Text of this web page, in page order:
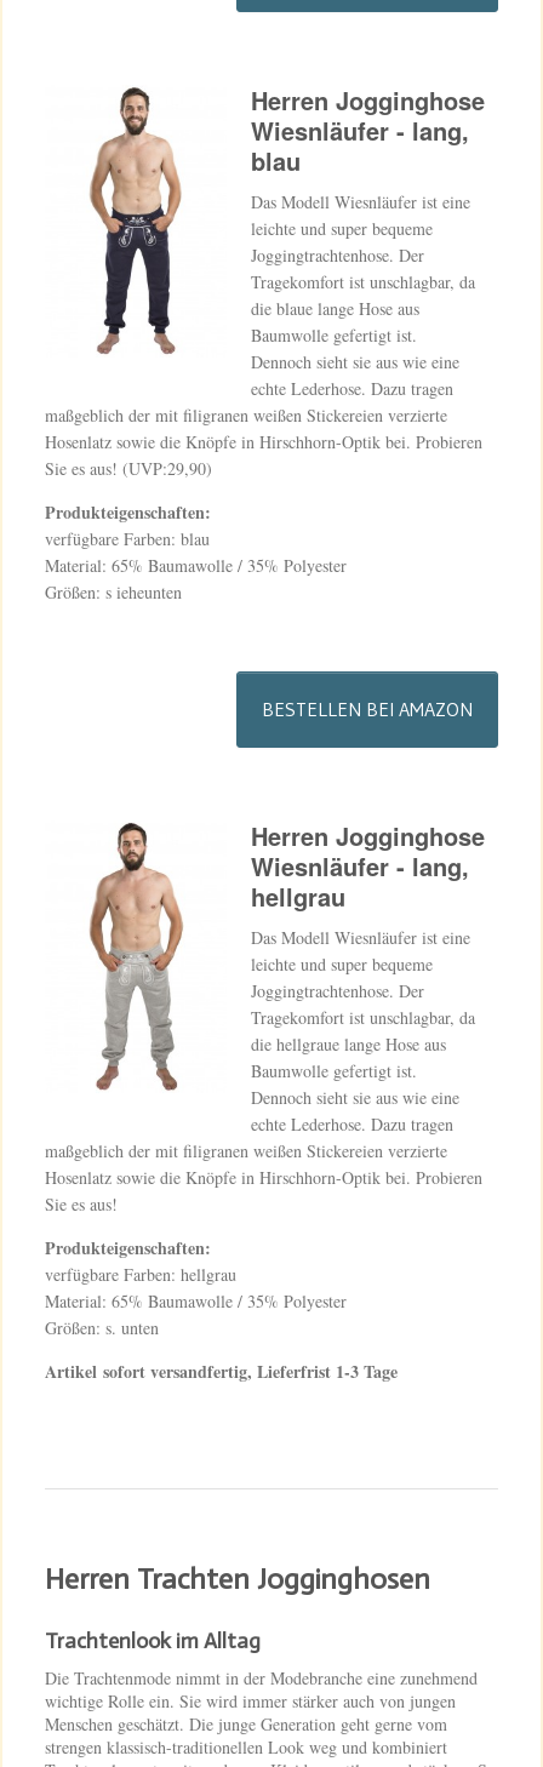
Herren Jogginghose
Wiesnläufer - lang,
blau
Das Modell Wiesnläufer ist eine
leichte und super bequeme
Joggingtrachtenhose. Der
Tragekomfort ist unschlagbar, da
die blaue lange Hose aus
Baumwolle gefertigt ist.
Dennoch sieht sie aus wie eine
echte Lederhose. Dazu tragen
maßgeblich der mit filigranen weißen Stickereien verzierte
Hosenlatz sowie die Knöpfe in Hirschhorn-Optik bei. Probieren
Sie es aus! (UVP:29,90)
Produkteigenschaften:
verfügbare Farben: blau
Material: 65% Baumawolle / 35% Polyester
Größen: s ieheunten
BESTELLEN BEI AMAZON
Herren Jogginghose
Wiesnläufer - lang,
hellgrau
Das Modell Wiesnläufer ist eine
leichte und super bequeme
Joggingtrachtenhose. Der
Tragekomfort ist unschlagbar, da
die hellgraue lange Hose aus
Baumwolle gefertigt ist.
Dennoch sieht sie aus wie eine
echte Lederhose. Dazu tragen
maßgeblich der mit filigranen weißen Stickereien verzierte
Hosenlatz sowie die Knöpfe in Hirschhorn-Optik bei. Probieren
Sie es aus!
Produkteigenschaften:
verfügbare Farben: hellgrau
Material: 65% Baumawolle / 35% Polyester
Größen: s. unten
Artikel sofort versandfertig, Lieferfrist 1-3 Tage
Herren Trachten Jogginghosen
Trachtenlook im Alltag
Die Trachtenmode nimmt in der Modebranche eine zunehmend
wichtige Rolle ein. Sie wird immer stärker auch von jungen
Menschen geschätzt. Die junge Generation geht gerne vom
strengen klassisch-traditionellen Look weg und kombiniert